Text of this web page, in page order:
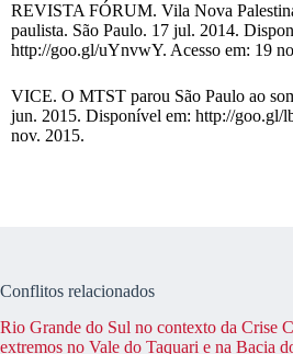
REVISTA FÓRUM. Vila Nova
paulista. São Paulo. 17 jul. 2014.
http://goo.gl/uYnvwY. Acesso em: 19
VICE. O MTST parou São Paulo ao
jun. 2015. Disponível em: http://goo.gl/
nov. 2015.
Conflitos relacionados
Rio Grande do Sul no contexto da Crise
extremos no Vale do Taquari e na Bacia